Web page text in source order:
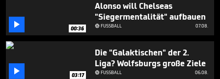
 00:36
Alonso will Chelseas
"Siegermentalität" aufbauen
FUSSBALL 07.08.
 03:17
Die "Galaktischen" der 2.
Liga? Wolfsburgs große Ziele
FUSSBALL 06.08.